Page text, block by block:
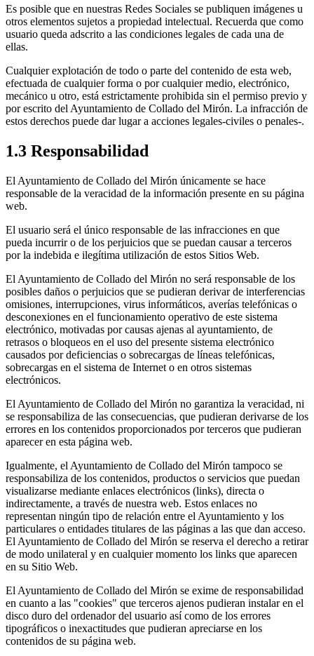
Es posible que en nuestras Redes Sociales se publiquen imágenes u
otros elementos sujetos a propiedad intelectual. Recuerda que como
usuario queda adscrito a las condiciones legales de cada una de
ellas.
Cualquier explotación de todo o parte del contenido de esta web,
efectuada de cualquier forma o por cualquier medio, electrónico,
mecánico u otro, está estrictamente prohibida sin el permiso previo y
por escrito del Ayuntamiento de Collado del Mirón. La infracción de
estos derechos puede dar lugar a acciones legales-civiles o penales-.
1.3 Responsabilidad
El Ayuntamiento de Collado del Mirón únicamente se hace
responsable de la veracidad de la información presente en su página
web.
El usuario será el único responsable de las infracciones en que
pueda incurrir o de los perjuicios que se puedan causar a terceros
por la indebida e ilegítima utilización de estos Sitios Web.
El Ayuntamiento de Collado del Mirón no será responsable de los
posibles daños o perjuicios que se pudieran derivar de interferencias
omisiones, interrupciones, virus informáticos, averías telefónicas o
desconexiones en el funcionamiento operativo de este sistema
electrónico, motivadas por causas ajenas al ayuntamiento, de
retrasos o bloqueos en el uso del presente sistema electrónico
causados por deficiencias o sobrecargas de líneas telefónicas,
sobrecargas en el sistema de Internet o en otros sistemas
electrónicos.
El Ayuntamiento de Collado del Mirón no garantiza la veracidad, ni
se responsabiliza de las consecuencias, que pudieran derivarse de los
errores en los contenidos proporcionados por terceros que pudieran
aparecer en esta página web.
Igualmente, el Ayuntamiento de Collado del Mirón tampoco se
responsabiliza de los contenidos, productos o servicios que puedan
visualizarse mediante enlaces electrónicos (links), directa o
indirectamente, a través de nuestra web. Estos enlaces no
representan ningún tipo de relación entre el Ayuntamiento y los
particulares o entidades titulares de las páginas a las que dan acceso.
El Ayuntamiento de Collado del Mirón se reserva el derecho a retirar
de modo unilateral y en cualquier momento los links que aparecen
en su Sitio Web.
El Ayuntamiento de Collado del Mirón se exime de responsabilidad
en cuanto a las "cookies" que terceros ajenos pudieran instalar en el
disco duro del ordenador del usuario así como de los errores
tipográficos o inexactitudes que pudieran apreciarse en los
contenidos de su página web.